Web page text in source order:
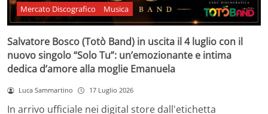
Mercato Discografico Musica
Salvatore Bosco (Totò Band) in uscita il 4 luglio con il
nuovo singolo “Solo Tu”: un’emozionante e intima
dedica d’amore alla moglie Emanuela
Luca Sammartino 17 Luglio 2026
In arrivo ufficiale nei digital store dall'etichetta